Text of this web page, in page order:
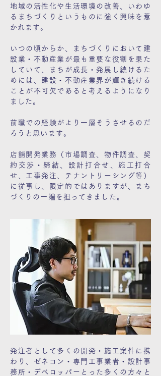
地域の活性化や生活環境の改善、いわゆ
るまちづくりというものに強く興味を惹
かれます。
いつの頃からか、まちづくりにおいて建
設業・不動産業が最も重要な役割を果た
していて、まちが成長・発展し続けるた
めには、建設・不動産業界が輝き続ける
ことが不可欠であると考えるようになり
ました。
前職での経験がより一層そうさせるのだ
ろうと思います。
店舗開発業務（市場調査、物件調査、契
約交渉・締結、設計打合せ、施工打合
せ、工事発注、テナントリーシング等）
に従事し、限定的ではありますが、まち
づくりの一端を担ってきました。
発注者として多くの開発・施工案件に携
わり、ゼネコン・専門工事業者・設計事
務所・デベロッパーとった多くの方々と